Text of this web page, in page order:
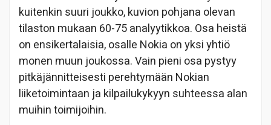
kuitenkin suuri joukko, kuvion pohjana olevan
tilaston mukaan 60-75 analyytikkoa. Osa heistä
on ensikertalaisia, osalle Nokia on yksi yhtiö
monen muun joukossa. Vain pieni osa pystyy
pitkäjännitteisesti perehtymään Nokian
liiketoimintaan ja kilpailukykyyn suhteessa alan
muihin toimijoihin.